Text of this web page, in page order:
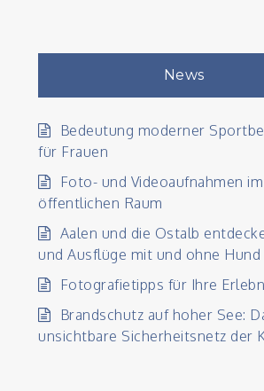
News
Bedeutung moderner
für Frauen
Foto- und Videoaufnahmen im
öffentlichen Raum
Aalen und die Ostalb
und Ausflüge mit und ohne Hund
Fotografietipps für Ihre
Brandschutz auf hoher See:
unsichtbare Sicherheitsnetz der